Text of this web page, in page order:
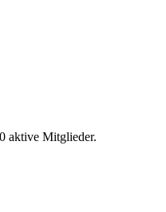
aktive Mitglieder.